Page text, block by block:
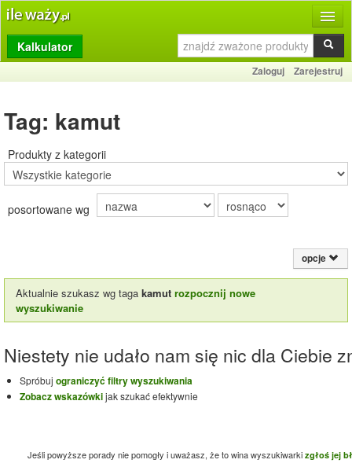
Produkty
Dziennik
Przelicznik
Porady
Słownik
Kontakt
Kalkulator
Zaloguj Zarejestruj
Tag: kamut
Produkty z kategorii
posortowane wg
opcje
Aktualnie szukasz wg taga kamut rozpocznij nowe
wyszukiwanie
Niestety nie udało nam się nic dla Ciebie
Spróbuj ograniczyć filtry wyszukiwania
Zobacz wskazówkijak szukać efektywnie
Jeśli powyższe porady nie pomogły i uważasz, że to wina wyszukiwarki zgłoś jej